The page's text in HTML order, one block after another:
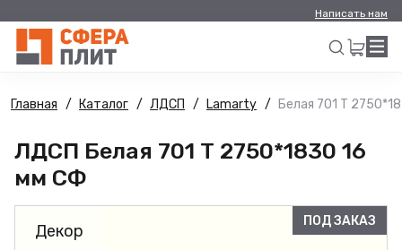
Написать нам
Искать
Главная Каталог ЛДСП Lamarty Белая 701 Т
ЛДСП Белая 701 Т 2750*1830 16
мм СФ
Декор
ПОД ЗАКАЗ